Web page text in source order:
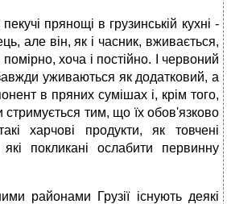
прянощі в грузинській кухні -
але він, як і часник, вживається,
хоча і постійно. І червоний
уживаються як додатковий, а
в пряних сумішах і, крім того,
стримується тим, що їх обов'язково
харчові продукти, як товчені
покликані ослабити первинну
районами Грузії існують деякі